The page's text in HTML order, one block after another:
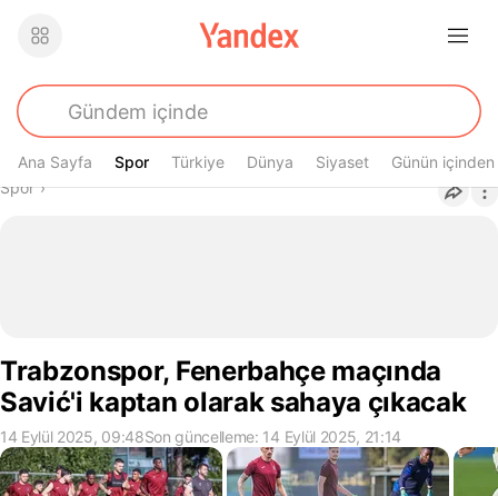
Ana Sayfa Spor
Spor Türkiye Dünya Siyaset Günün içinden
Buradasın
Spor›
Trabzonspor, Fenerbahçe maçında
Savić'i kaptan olarak sahaya çıkacak
14 Eylül 2025, 09:48Son güncelleme: 14 Eylül 2025, 21:14